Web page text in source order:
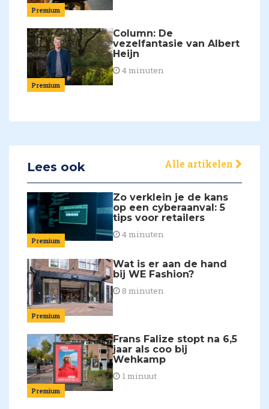
Premium
Premium
Column: De
vezelfantasie van Albert
Heijn
4 minuten
Lees ook Alle artikelen
Premium
Zo verklein je de kans
op een cyberaanval: 5
tips voor retailers
4 minuten
Premium
Wat is er aan de hand
bij WE Fashion?
8 minuten
Premium
Frans Falize stopt na 6,5
jaar als coo bij
Wehkamp
1 minuut